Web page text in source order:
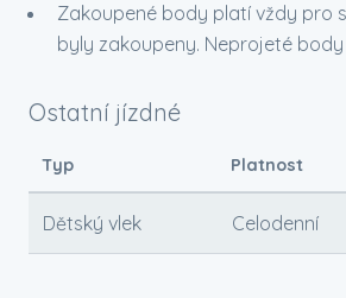
Zakoupené body platí vždy pro
byly zakoupeny. Neprojeté body
Ostatní jízdné
Typ Platnost
Dětský vlek Celodenní